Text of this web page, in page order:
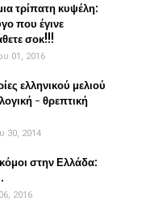
τρίπατη κυψέλη:
που έγινε
σοκ!!!
01, 2016
ελληνικού μελιού
- θρεπτική
30, 2014
στην Ελλάδα:
2016